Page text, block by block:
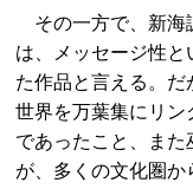
その一方で、新海
は、メッセージ性と
た作品と言える。
世界を万葉集にリ
であったこと、ま
が、多くの文化圏